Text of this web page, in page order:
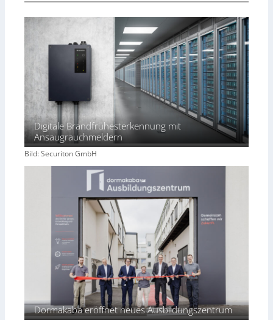
Digitale Brandfrühesterkennung mit
Ansaugrauchmeldern
Bild: Securiton GmbH
Dormakaba eröffnet neues Ausbildungszentrum